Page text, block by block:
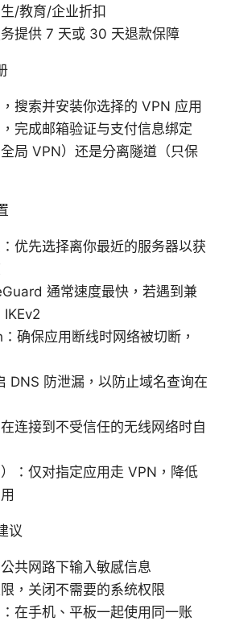
/教育/企业折扣
提供 7 天或 30 天退款保障
搜索并安装你选择的 VPN 应用
完成邮箱验证与支付信息绑定
局 VPN）还是分离隧道（只保
优先选择离你最近的服务器以获
通常速度最快，若遇到兼
IKEv2
确保应用断线时网络被切断，
DNS 防泄漏，以防止域名查询在
连接到不受信任的无线网络时自
：仅对指定应用走 VPN，降低
议
共网路下输入敏感信息
，关闭不需要的系统权限
在手机、平板一起使用同一账